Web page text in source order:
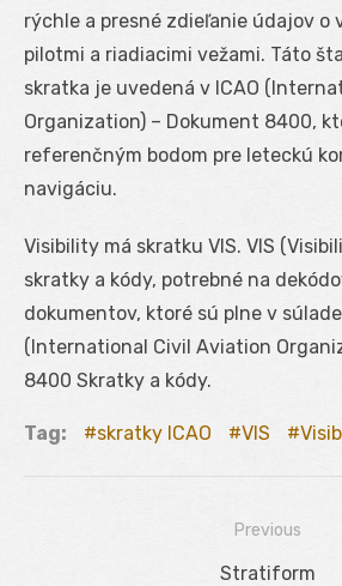
rýchle a presné zdieľanie údajov o
pilotmi a riadiacimi vežami. Táto
skratka je uvedená v ICAO
Organization) – Dokument 8400,
referenčným bodom pre leteckú
navigáciu.
Visibility má skratku VIS. VIS
skratky a kódy, potrebné na
dokumentov, ktoré sú plne v súlade
(International Civil Aviation
8400 Skratky a kódy.
Tag: skratky ICAO VIS
Previous
Previous
Stratiform